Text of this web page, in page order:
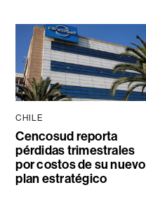
CHILE
Cencosud reporta
pérdidas trimestrales
por costos de su nuevo
plan estratégico